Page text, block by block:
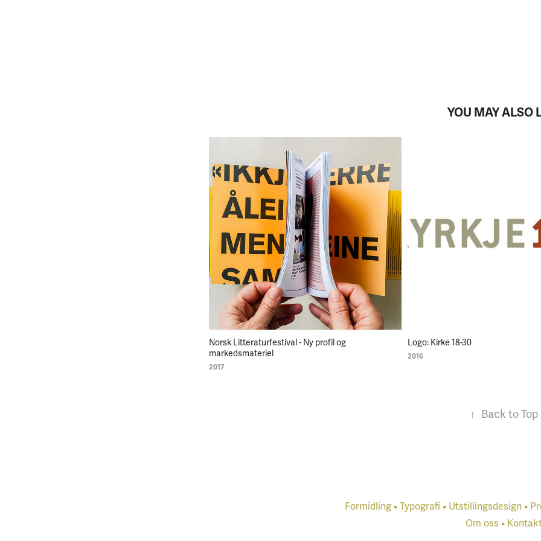
YOU MAY ALSO
Norsk Litteraturfestival - Ny profil og
markedsmateriel
2017
Logo: Kirke 18-30
2016
↑ Back to Top
Formidling• Typografi • Utstillingsdesign•
Om oss •